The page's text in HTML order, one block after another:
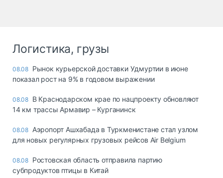
Логистика, грузы
08.08 Рынок курьерской доставки Удмуртии в июне
показал рост на 9% в годовом выражении
08.08 В Краснодарском крае по нацпроекту обновляют
14 км трассы Армавир – Курганинск
08.08 Аэропорт Ашхабада в Туркменистане стал узлом
для новых регулярных грузовых рейсов Air Belgium
08.08 Ростовская область отправила партию
субпродуктов птицы в Китай